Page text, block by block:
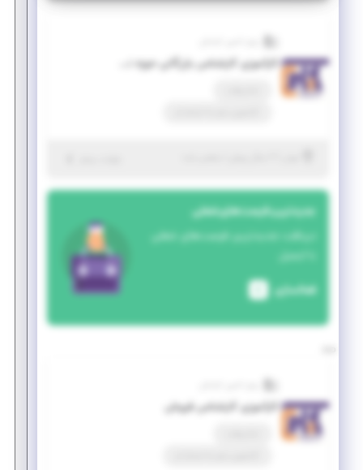
جدیدترین فرصت‌های شغلی
دریافت جدیدترین فرصت‌های شغلی
با ایمیل
فعالسازی
کارآموزی کارشناس فروش